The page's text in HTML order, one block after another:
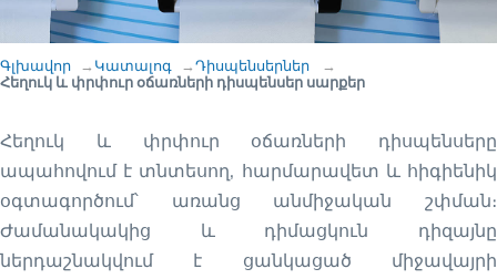
Գլխավոր Կատալոգ
Դիսպենսերներ
Հեղուկ և փրփուր օճառների դիսպենսեր սարքեր
Հեղուկ և փրփուր օճառների դիսպենսերը
ապահովում է տնտեսող, հարմարավետ և հիգիենիկ
օգտագործում՝ առանց անմիջական շփման։
Ժամանակակից և դիմացկուն դիզայնը
ներդաշնակվում է ցանկացած միջավայրի